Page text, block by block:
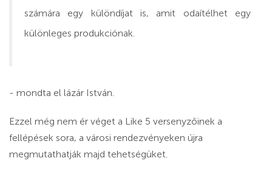
számára egy különdíjat is, amit odaítélhet egy
különleges produkciónak.
- mondta el lázár István.
Ezzel még nem ér véget a Like 5 versenyzőinek a
fellépések sora, a városi rendezvényeken újra
megmutathatják majd tehetségüket.